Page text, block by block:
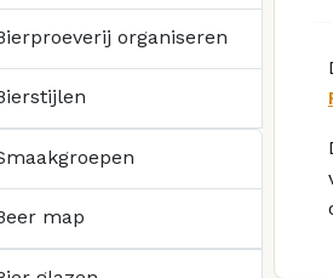
organiseren
map